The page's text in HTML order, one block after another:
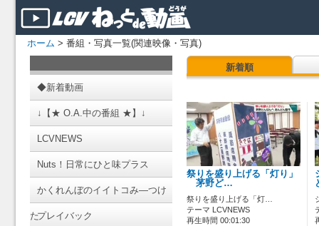
ホーム > 番組・写真一覧(関連映像・写真)
◆新着動画
↓【★ O.A.中の番組 ★】↓
LCVNEWS
Nuts！日常にひと味プラス
かくれんぼのイイトコみ―つけ
たプレイバック
新着順
祭りを盛り上げる「灯り」
茅野ど…
祭りを盛り上げる「灯…
テーマ LCVNEWS
再生時間 00:01:30